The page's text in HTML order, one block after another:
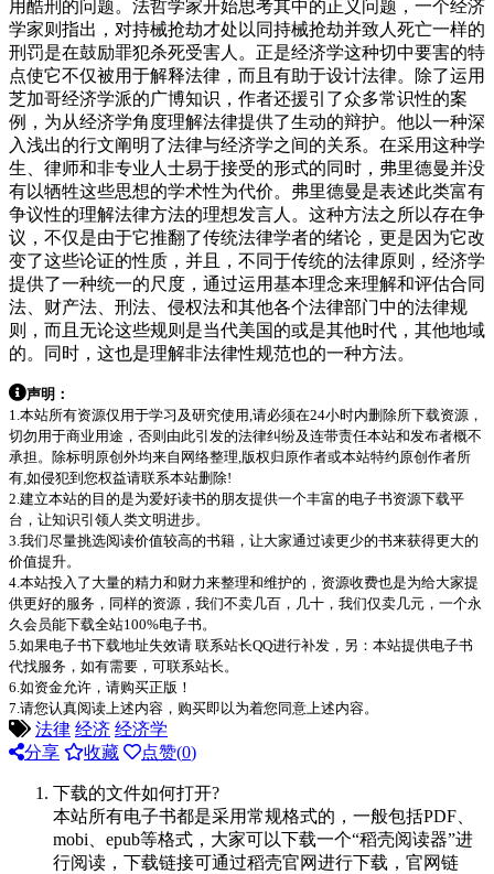
用酷刑的问题。法哲学家开始思考其中的正义问题，一个经济
学家则指出，对持械抢劫才处以同持械抢劫并致人死亡一样的
刑罚是在鼓励罪犯杀死受害人。正是经济学这种切中要害的特
点使它不仅被用于解释法律，而且有助于设计法律。除了运用
芝加哥经济学派的广博知识，作者还援引了众多常识性的案
例，为从经济学角度理解法律提供了生动的辩护。他以一种深
入浅出的行文阐明了法律与经济学之间的关系。在采用这种学
生、律师和非专业人士易于接受的形式的同时，弗里德曼并没
有以牺牲这些思想的学术性为代价。弗里德曼是表述此类富有
争议性的理解法律方法的理想发言人。这种方法之所以存在争
议，不仅是由于它推翻了传统法律学者的绪论，更是因为它改
变了这些论证的性质，并且，不同于传统的法律原则，经济学
提供了一种统一的尺度，通过运用基本理念来理解和评估合同
法、财产法、刑法、侵权法和其他各个法律部门中的法律规
则，而且无论这些规则是当代美国的或是其他时代，其他地域
的。同时，这也是理解非法律性规范也的一种方法。
声明：
1.本站所有资源仅用于学习及研究使用,请必须在24小时内删除所下载资源，
切勿用于商业用途，否则由此引发的法律纠纷及连带责任本站和发布者概不
承担。除标明原创外均来自网络整理,版权归原作者或本站特约原创作者所
有,如侵犯到您权益请联系本站删除!
2.建立本站的目的是为爱好读书的朋友提供一个丰富的电子书资源下载平
台，让知识引领人类文明进步。
3.我们尽量挑选阅读价值较高的书籍，让大家通过读更少的书来获得更大的
价值提升。
4.本站投入了大量的精力和财力来整理和维护的，资源收费也是为给大家提
供更好的服务，同样的资源，我们不卖几百，几十，我们仅卖几元，一个永
久会员能下载全站100%电子书。
5.如果电子书下载地址失效请 联系站长QQ进行补发，另：本站提供电子书
代找服务，如有需要，可联系站长。
6.如资金允许，请购买正版！
7.请您认真阅读上述内容，购买即以为着您同意上述内容。
法律 经济 经济学
分享
收藏 点赞(0)
下载的文件如何打开?
本站所有电子书都是采用常规格式的，一般包括PDF、
mobi、epub等格式，大家可以下载一个“稻壳阅读器”进
行阅读，下载链接可通过稻壳官网进行下载，官网链